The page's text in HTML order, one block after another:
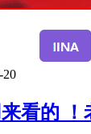
20
看的 ！